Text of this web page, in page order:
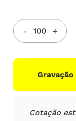
Cotação